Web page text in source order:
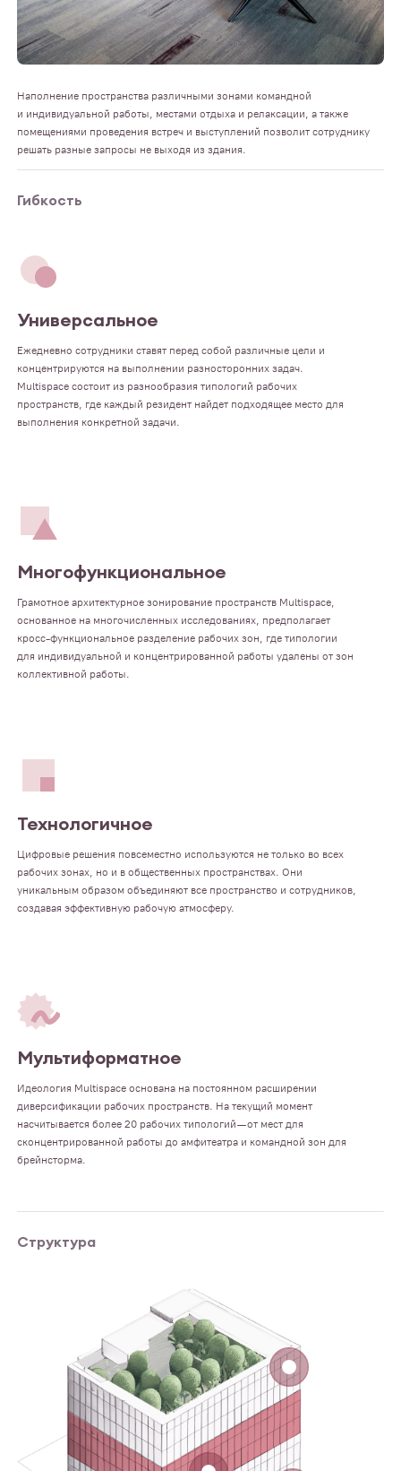
Наполнение пространства различными зонами командной
и индивидуальной работы, местами отдыха и релаксации, а также
помещениями проведения встреч и выступлений позволит сотруднику
решать разные запросы не выходя из здания.
Гибкость
Универсальное
Ежедневно сотрудники ставят перед собой различные цели и
концентрируются на выполнении разносторонних задач.
Multispace состоит из разнообразия типологий рабочих
пространств, где каждый резидент найдет подходящее место для
выполнения конкретной задачи.
Многофункциональное
Грамотное архитектурное зонирование пространств Multispace,
основанное на многочисленных исследованиях, предполагает
кросс-функциональное разделение рабочих зон, где типологии
для индивидуальной и концентрированной работы удалены от зон
коллективной работы.
Технологичное
Цифровые решения повсеместно используются не только во всех
рабочих зонах, но и в общественных пространствах. Они
уникальным образом объединяют все пространство и сотрудников,
создавая эффективную рабочую атмосферу.
Мультиформатное
Идеология Multispace основана на постоянном расширении
диверсификации рабочих пространств. На текущий момент
насчитывается более 20 рабочих типологий — от мест для
сконцентрированной работы до амфитеатра и командной зон для
брейнсторма.
Структура